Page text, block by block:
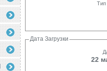
Тип
Дата Загрузки
22